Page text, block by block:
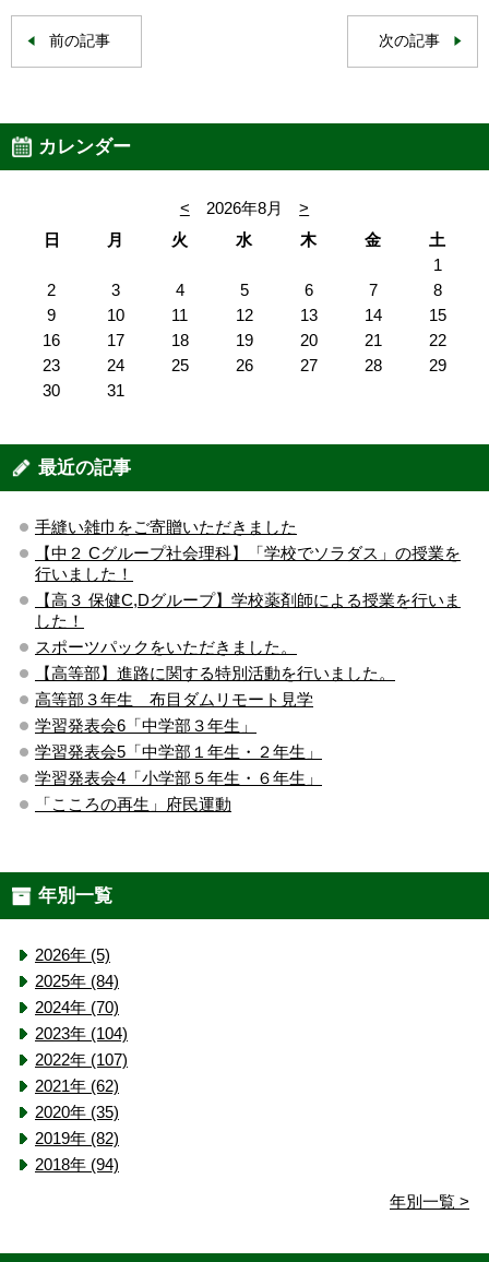
前の記事 次の記事
カレンダー
< 2026年8月
>
日
月 火 水 木 金
土
1
2
3 4 5 6 7
8
9
10 11 12 13 14
15
16
17 18 19 20 21
22
23
24 25 26 27 28
29
30
31
最近の記事
手縫い雑巾をご寄贈いただきました
【中２ Cグループ社会理科】「学校でソラダス」の授業を
行いました！
【高３ 保健C,Dグループ】学校薬剤師による授業を行いま
した！
スポーツパックをいただきました。
【高等部】進路に関する特別活動を行いました。
高等部３年生 布目ダムリモート見学
学習発表会6「中学部３年生」
学習発表会5「中学部１年生・２年生」
学習発表会4「小学部５年生・６年生」
「こころの再生」府民運動
年別一覧
2026年 (5)
2025年 (84)
2024年 (70)
2023年 (104)
2022年 (107)
2021年 (62)
2020年 (35)
2019年 (82)
2018年 (94)
年別一覧 >